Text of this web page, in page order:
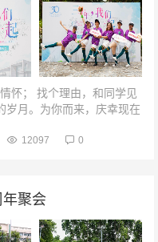
怀； 找个理由，和同学见
岁月。为你而来，庆幸现在
12097 0
聚会